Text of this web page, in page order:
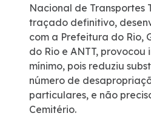
Nacional de Transportes
traçado definitivo,
com a Prefeitura do Rio,
do Rio e ANTT, provocou
mínimo, pois reduziu
número de
particulares, e não
Cemitério.